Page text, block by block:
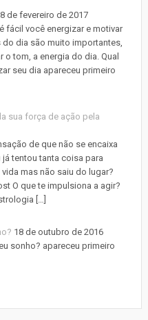
8 de fevereiro de 2017
fácil você energizar e motivar
dia são muito importantes,
tom, a energia do dia. Qual
seu dia apareceu primeiro
sua força de ação pela
de que não se encaixa
tentou tanta coisa para
mas não saiu do lugar?
O que te impulsiona a agir?
[…]
18 de outubro de 2016
sonho? apareceu primeiro